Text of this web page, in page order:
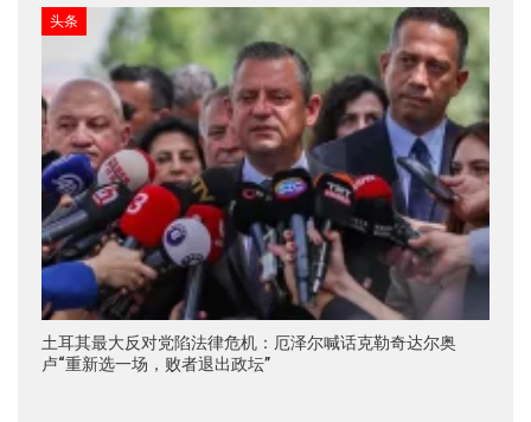
头条
土耳其最大反对党陷法律危机：厄泽尔喊话克勒奇达尔奥
卢“重新选一场，败者退出政坛”